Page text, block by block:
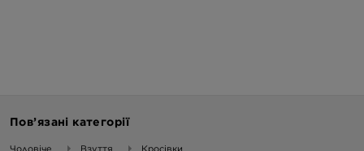
Пов’язані категорії
Чоловіче Взуття Кросівки